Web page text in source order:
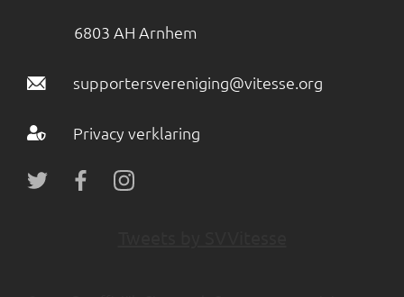
6803 AH Arnhem
supportersvereniging@vitesse.org
Privacy verklaring